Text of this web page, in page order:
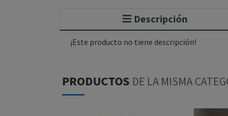
Descripción
¡Este producto no tiene descripción!
PRODUCTOS DE LA MISMA